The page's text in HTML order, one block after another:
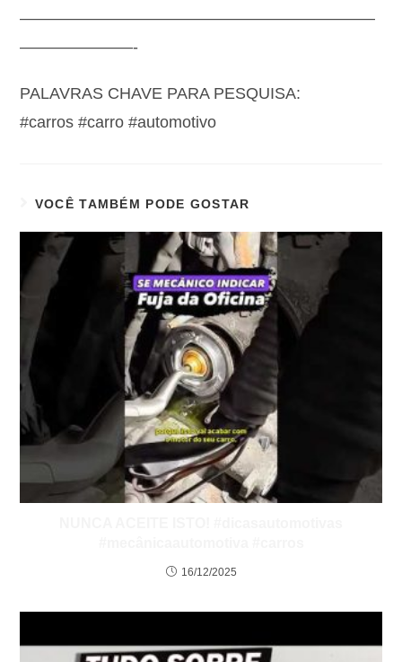
——————————————————————
———————-
PALAVRAS CHAVE PARA PESQUISA:
#carros #carro #automotivo
VOCÊ TAMBÉM PODE GOSTAR
16/12/2025